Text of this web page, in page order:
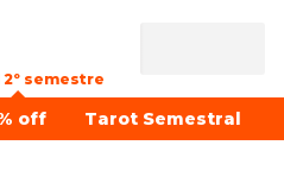
2º semestre
off Tarot Semestral